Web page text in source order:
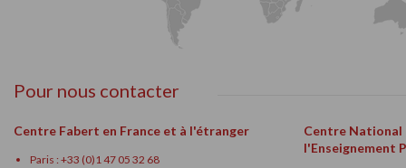
Pour nous contacter
Centre Fabert en France et à l'étranger
Paris : +33 (0)1 47 05 32 68
Centre National
l'Enseignement